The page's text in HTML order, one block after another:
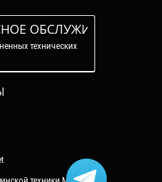
ОБСЛУЖИВАНИЕ
технических